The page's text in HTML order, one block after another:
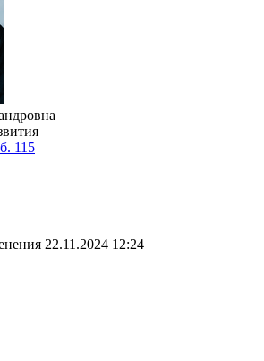
115
22.11.2024 12:24